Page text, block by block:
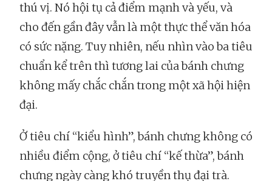
thú vị. Nó hội tụ cả điểm mạnh và yếu, và
cho đến gần đây vẫn là một thực thể văn hóa
có sức nặng. Tuy nhiên, nếu nhìn vào ba tiêu
chuẩn kể trên thì tương lai của bánh chưng
không mấy chắc chắn trong một xã hội hiện
đại.
Ở tiêu chí “kiểu hình”, bánh chưng không có
nhiều điểm cộng, ở tiêu chí “kế thừa”, bánh
chưng ngày càng khó truyền thụ đại trà.